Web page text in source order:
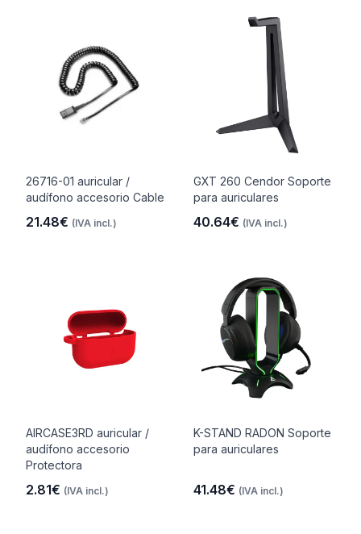
26716-01 auricular /
audífono accesorio Cable
21.48€ (IVA incl.)
GXT 260 Cendor Soporte
para auriculares
40.64€ (IVA incl.)
AIRCASE3RD auricular /
audífono accesorio
Protectora
2.81€ (IVA incl.)
K-STAND RADON Soporte
para auriculares
41.48€ (IVA incl.)